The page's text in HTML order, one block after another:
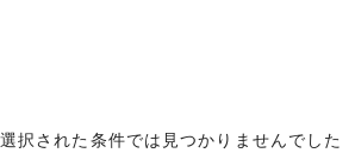
選択された条件では見つかりませんでした